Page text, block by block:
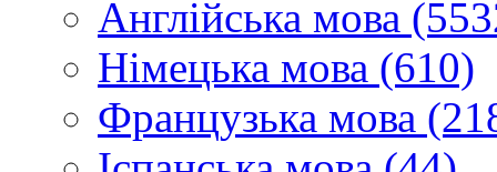
Англійська мова
Німецька мова (610)
Французька мова